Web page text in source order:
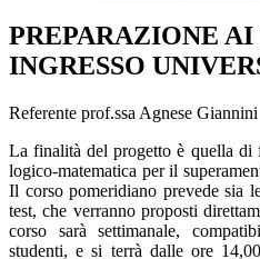
PREPARAZIONE
INGRESSO
Referente prof.ssa Agnese Giannini
La finalità del progetto è quella di
logico-matematica per il
Il corso pomeridiano prevede sia
test, che verranno proposti
corso sarà settimanale,
studenti, e si terrà dalle ore